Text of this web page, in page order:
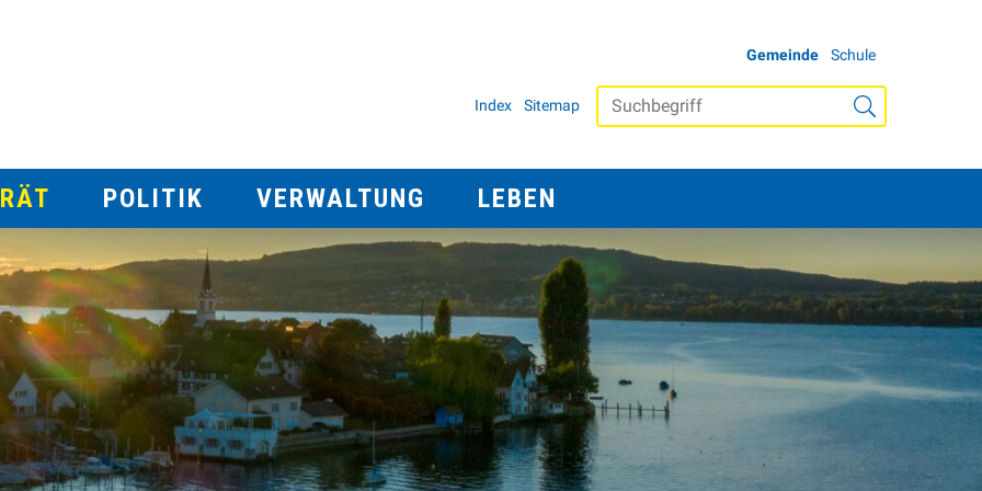
METANAVIGATION
Index Sitemap
WEITERE
Gemeinde Schule
Suchbegriff
Suche starten
POLITIK VERWALTUNG LEBEN